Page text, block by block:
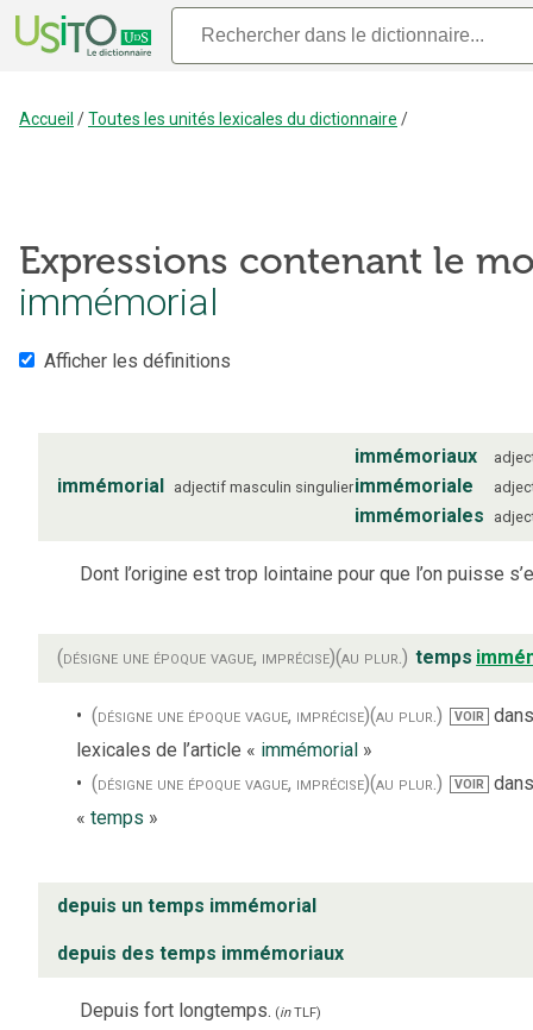
Accueil /Toutes les unités lexicales du dictionnaire /
Expressions contenant le
immémorial
Afficher les définitions
immémorial adjectif masculin singulier
immémoriaux
immémoriale
immémoriales
Dont l’origine est trop lointaine pour que l’on puisse
(désigne une époque vague, imprécise)(au plur.) temps
(désigne une époque vague, imprécise)(au plur.) VOIR
lexicales de l’article « immémorial »
(désigne une époque vague, imprécise)(au plur.) VOIR
« temps »
depuis un temps immémorial
depuis des temps immémoriaux
Depuis fort longtemps. (inTLF)